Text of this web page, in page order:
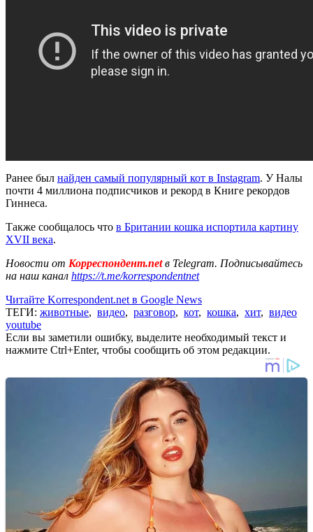
Ранее был найден самый популярный кот в Instagram. У Налы
почти 4 миллиона подписчиков и рекорд в Книге рекордов
Гиннеса.
Также сообщалось что в Британии кошка испортила картину
XVII века.
Новости от Корреспондент.netв Telegram. Подписывайтесь
на наш канал https://t.me/korrespondentnet
Читайте Korrespondent.net в Google News
ТЕГИ: животные, видео, разговор, кот, кошка, хит, видео
youtube
Если вы заметили ошибку, выделите необходимый текст и
нажмите Ctrl+Enter, чтобы сообщить об этом редакции.